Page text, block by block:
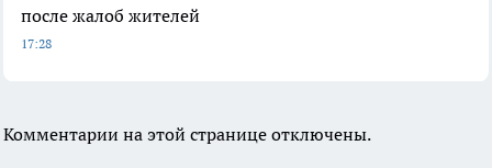
после жалоб жителей
17:28
Комментарии на этой странице отключены.